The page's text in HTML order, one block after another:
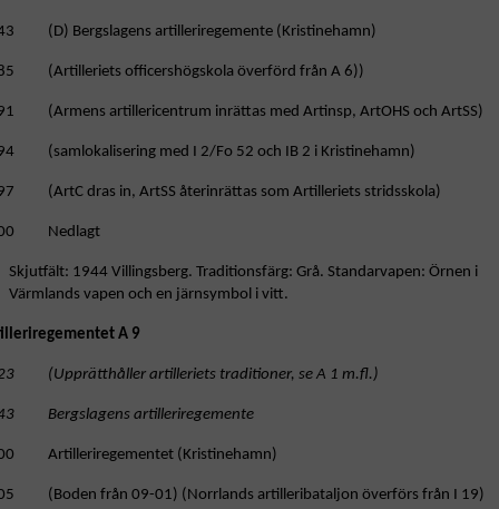
(D) Bergslagens artilleriregemente (Kristinehamn)
(Artilleriets officershögskola överförd från A 6))
(Armens artillericentrum inrättas med Artinsp, ArtOHS och ArtSS)
(samlokalisering med I 2/Fo 52 och IB 2 i Kristinehamn)
(ArtC dras in, ArtSS återinrättas som Artilleriets stridsskola)
Nedlagt
Skjutfält: 1944 Villingsberg. Traditionsfärg: Grå. Standarvapen: Örnen i
Värmlands vapen och en järnsymbol i vitt.
A 9
(Upprätthåller artilleriets traditioner, se A 1 m.fl.)
Bergslagens artilleriregemente
Artilleriregementet (Kristinehamn)
(Boden från 09-01) (Norrlands artilleribataljon överförs från I 19)